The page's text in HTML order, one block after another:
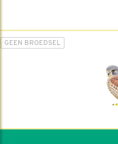
GEEN BROEDSEL